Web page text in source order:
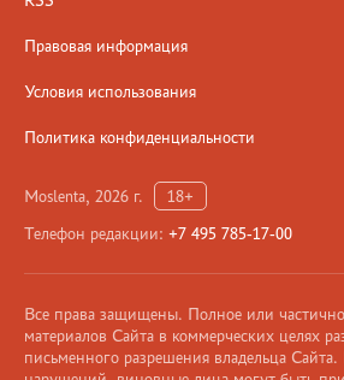
Правовая информация
Условия использования
Политика конфиденциальности
Moslenta, 2026 г.
18+
Телефон редакции: +7 495 785-17-00
Все права защищены. Полное или
материалов Сайта в коммерческих целях
письменного разрешения владельца